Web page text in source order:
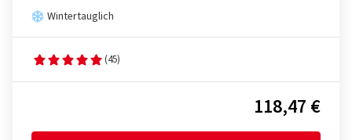
Wintertauglich
(45)
118,47 €